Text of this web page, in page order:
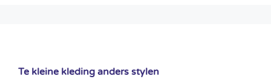
Te kleine kleding anders stylen